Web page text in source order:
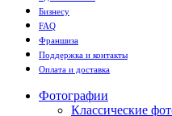
Бизнесу
FAQ
Франшиза
Поддержка и контакты
Оплата и доставка
Фотографии
Классические